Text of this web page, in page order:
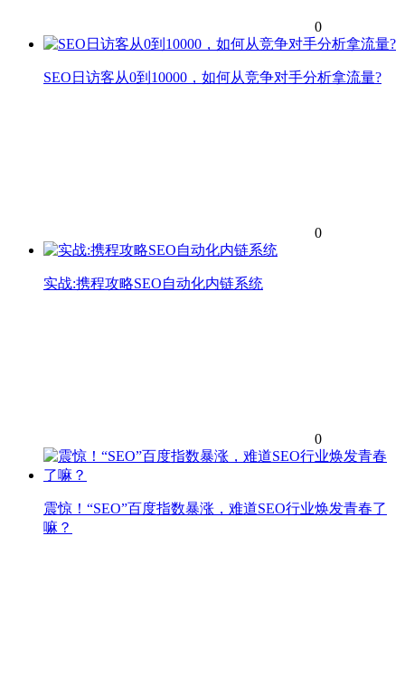
0
SEO日访客从0到10000，如何从竞争对手分析拿流量?
0
实战:携程攻略SEO自动化内链系统
0
震惊！“SEO”百度指数暴涨，难道SEO行业焕发青春了
嘛？